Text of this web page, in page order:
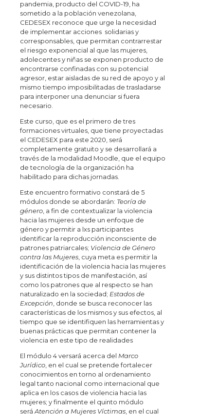
pandemia, producto del COVID-19, ha
sometido a la población venezolana,
CEDESEX reconoce que urge la necesidad
de implementar acciones solidarias y
corresponsables, que permitan contrarrestar
el riesgo exponencial al que las mujeres,
adolecentes y niñas se exponen producto de
encontrarse confinadas con su potencial
agresor, estar aisladas de su red de apoyo y al
mismo tiempo imposibilitadas de trasladarse
para interponer una denunciar si fuera
necesario.
Este curso, que es el primero de tres
formaciones virtuales, que tiene proyectadas
el CEDESEX para este 2020, será
completamente gratuito y se desarrollará a
través de la modalidad Moodle, que el equipo
de tecnología de la organización ha
habilitado para dichas jornadas.
Este encuentro formativo constará de 5
módulos donde se abordarán: Teoría de
género , a fin de contextualizar la violencia
hacia las mujeres desde un enfoque de
género y permitir a lxs participantes
identificar la reproducción inconsciente de
patrones patriarcales; Violencia de Género
contra las Mujeres , cuya meta es permitir la
identificación de la violencia hacia las mujeres
y sus distintos tipos de manifestación, así
como los patrones que al respecto se han
naturalizado en la sociedad; Estados de
Excepción , donde se busca reconocer las
características de los mismos y sus efectos, al
tiempo que se identifiquen las herramientas y
buenas prácticas que permitan contener la
violencia en este tipo de realidades
El módulo 4 versará acerca del Marco
Jurídico , en el cual se pretende fortalecer
conocimientos en torno al ordenamiento
legal tanto nacional como internacional que
aplica en los casos de violencia hacia las
mujeres; y finalmente el quinto módulo
será Atención a Mujeres Víctimas , en el cual